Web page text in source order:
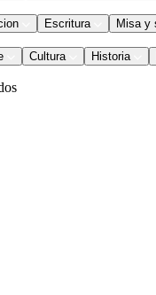
Escritura Misa y
Cultura Historia